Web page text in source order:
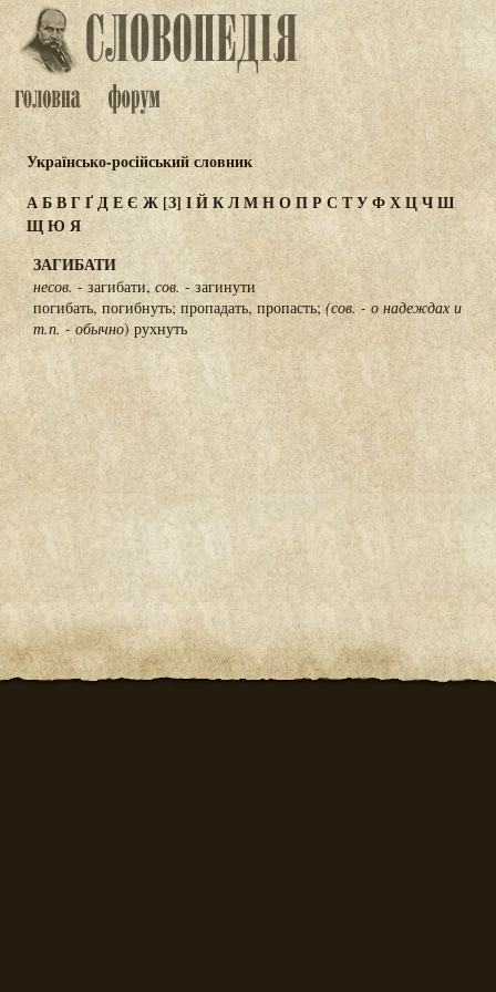
Українсько-російський словник
АБВГҐДЕЄ Ж[З] ІЙКЛМНОПР С ТУФХЦЧШ
ЩЮ Я
ЗАГИБАТИ
несов.- загибати, сов. - загинути
погибать, погибнуть; пропадать, пропасть; (сов. - о надеждах и
т.п. - обычно) рухнуть